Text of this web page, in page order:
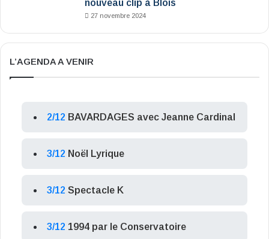
nouveau clip à Blois
27 novembre 2024
L’AGENDA A VENIR
2/12 BAVARDAGES avec Jeanne Cardinal
3/12 Noël Lyrique
3/12 Spectacle K
3/12 1994 par le Conservatoire